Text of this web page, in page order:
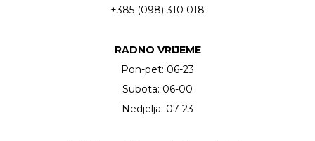
+385 (098) 310 018
RADNO VRIJEME
Pon-pet: 06-23
Subota: 06-00
Nedjelja: 07-23